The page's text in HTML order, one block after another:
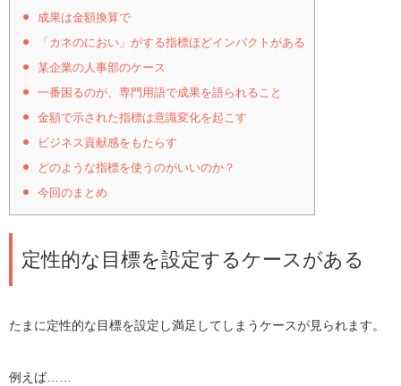
成果は金額換算で
「カネのにおい」がする指標ほどインパクトがある
某企業の人事部のケース
一番困るのが、専門用語で成果を語られること
金額で示された指標は意識変化を起こす
ビジネス貢献感をもたらす
どのような指標を使うのがいいのか？
今回のまとめ
定性的な目標を設定するケースがある
たまに定性的な目標を設定し満足してしまうケースが見られます。
例えば……